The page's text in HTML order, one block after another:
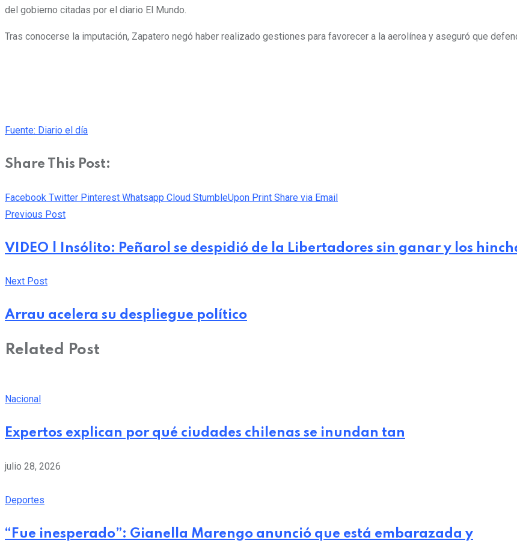
del gobierno citadas por el diario El Mundo.
Tras conocerse la imputación, Zapatero negó haber realizado gestiones para favorecer a la aerolínea y aseguró que
Fuente: Diario el día
Share This Post:
Facebook Twitter Pinterest Whatsapp Cloud StumbleUpon Print Share via Email
Previous Post
VIDEO | Insólito: Peñarol se despidió de la Libertadores sin ganar y los
Next Post
Arrau acelera su despliegue político
Related Post
Nacional
Expertos explican por qué ciudades chilenas se inundan tan
julio 28, 2026
Deportes
“Fue inesperado”: Gianella Marengo anunció que está embarazada y